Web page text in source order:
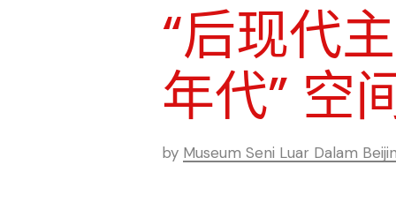
“后现代
年代” 空
by Museum Seni Luar Dalam